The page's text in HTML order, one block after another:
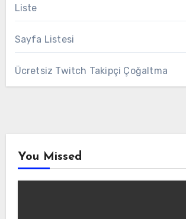
Liste
Sayfa Listesi
Ücretsiz Twitch Takipçi Çoğaltma
You Missed